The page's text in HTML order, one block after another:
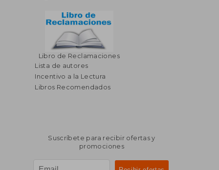
Libro de Reclamaciones
Lista de autores
Incentivo a la Lectura
Libros Recomendados
Suscríbete para recibir ofertas y
promociones